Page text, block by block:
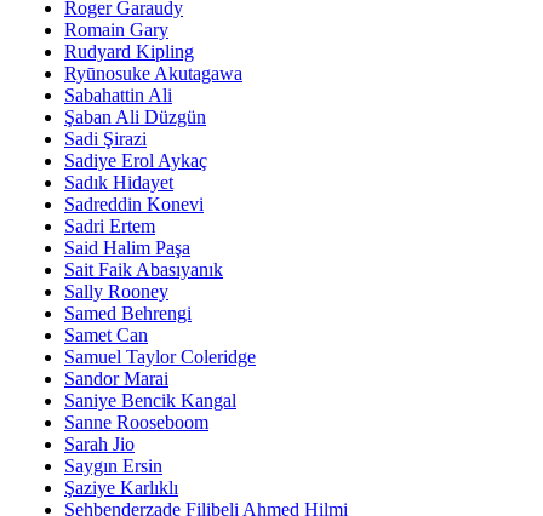
Roger Garaudy
Romain Gary
Rudyard Kipling
Ryūnosuke Akutagawa
Sabahattin Ali
Şaban Ali Düzgün
Sadi Şirazi
Sadiye Erol Aykaç
Sadık Hidayet
Sadreddin Konevi
Sadri Ertem
Said Halim Paşa
Sait Faik Abasıyanık
Sally Rooney
Samed Behrengi
Samet Can
Samuel Taylor Coleridge
Sandor Marai
Saniye Bencik Kangal
Sanne Rooseboom
Sarah Jio
Saygın Ersin
Şaziye Karlıklı
Şehbenderzade Filibeli Ahmed Hilmi